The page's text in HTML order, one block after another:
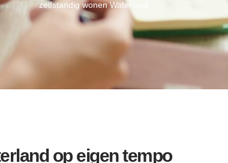
zelfstandig wonen Waterland
op eigen tempo